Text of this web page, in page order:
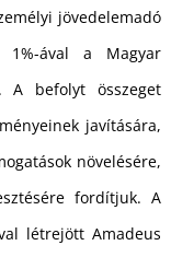
jövedelemadó
1%-ával a Magyar
A befolyt összeget
javítására,
növelésére,
fordítjuk. A
létrejött Amadeus